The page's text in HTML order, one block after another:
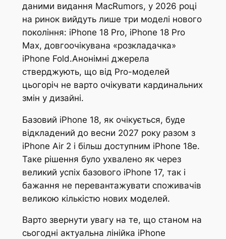
даними видання MacRumors, у 2026 році
на ринок вийдуть лише три моделі нового
покоління: iPhone 18 Pro, iPhone 18 Pro
Max, довгоочікувана «розкладачка»
iPhone Fold.Анонімні джерела
стверджують, що від Pro-моделей
цьогоріч не варто очікувати кардинальних
змін у дизайні.
Базовий iPhone 18, як очікується, буде
відкладений до весни 2027 року разом з
iPhone Air 2 і більш доступним iPhone 18e.
Таке рішення було ухвалено як через
великий успіх базового iPhone 17, так і
бажання не перевантажувати споживачів
великою кількістю нових моделей.
Варто звернути увагу на те, що станом на
сьогодні актуальна лінійка iPhone